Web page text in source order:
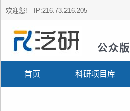
欢迎您！ IP:216.73.216.205
公众版
首页 科研项目库